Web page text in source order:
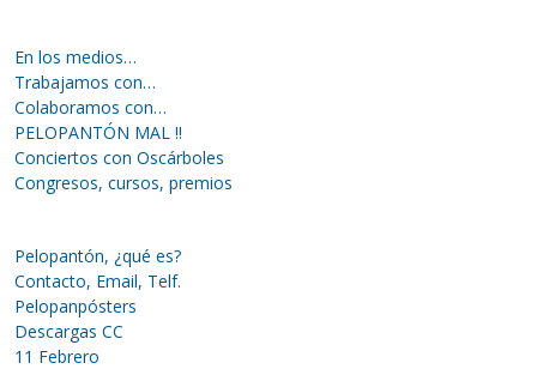
En los medios…
Trabajamos con…
Colaboramos con…
PELOPANTÓN MAL !!
Conciertos con Oscárboles
Congresos, cursos, premios
Pelopantón, ¿qué es?
Contacto, Email, Telf.
Pelopanpósters
Descargas CC
11 Febrero